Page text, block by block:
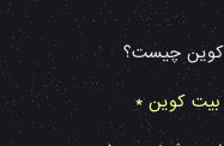
کوین چیست؟
بیت کوین *